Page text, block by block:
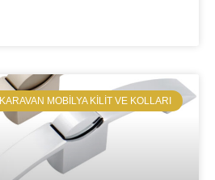
​KARAVAN MOBILYA KILIT VE KOLLARI